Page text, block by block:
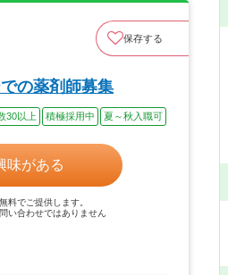
保存する
の薬剤師募集
30以上 積極採用中 夏～秋入職可
味がある
料でご提供します。
い合わせではありません